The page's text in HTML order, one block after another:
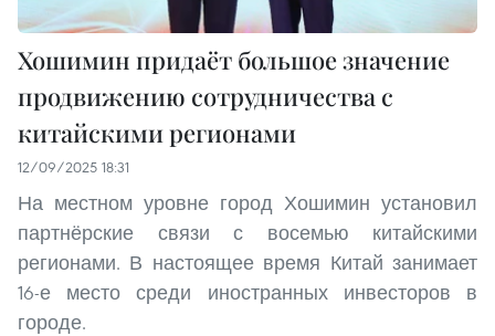
Хошимин придаёт большое значение
продвижению сотрудничества с
китайскими регионами
12/09/2025 18:31
На местном уровне город Хошимин установил
партнёрские связи с восемью китайскими
регионами. В настоящее время Китай занимает
16-е место среди иностранных инвесторов в
городе.